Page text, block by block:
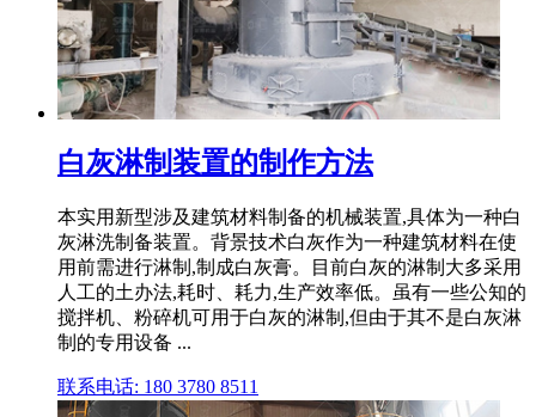
白灰淋制装置的制作方法
本实用新型涉及建筑材料制备的机械装置,具体为一种白
灰淋洗制备装置。背景技术白灰作为一种建筑材料在使
用前需进行淋制,制成白灰膏。目前白灰的淋制大多采用
人工的土办法,耗时、耗力,生产效率低。虽有一些公知的
搅拌机、粉碎机可用于白灰的淋制,但由于其不是白灰淋
制的专用设备 ...
联系电话: 180 3780 8511